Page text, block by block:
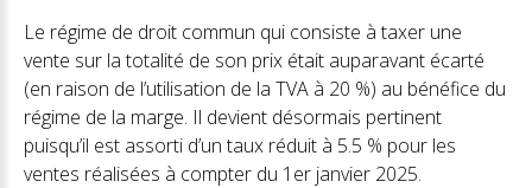
Le régime de droit commun qui consiste à taxer une
vente sur la totalité de son prix était auparavant écarté
(en raison de l’utilisation de la TVA à 20 %) au bénéfice du
régime de la marge. Il devient désormais pertinent
puisqu’il est assorti d’un taux réduit à 5.5 % pour les
ventes réalisées à compter du 1er janvier 2025.